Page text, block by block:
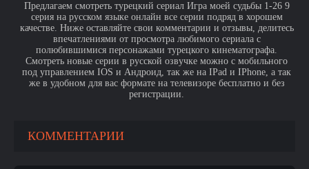
Предлагаем смотреть турецкий сериал Игра моей судьбы 1-26 9
серия на русском языке онлайн все серии подряд в хорошем
качестве. Ниже оставляйте свои комментарии и отзывы, делитесь
впечатлениями от просмотра любимого сериала с
полюбившимися персонажами турецкого кинематографа.
Смотреть новые серии в русской озвучке можно с мобильного
под управлением IOS и Андроид, так же на IPad и IPhone, а так
же в удобном для вас формате на телевизоре бесплатно и без
регистрации.
КОММЕНТАРИИ